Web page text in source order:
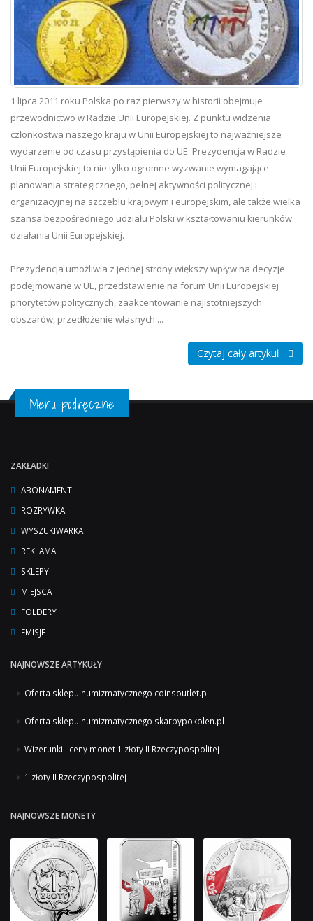
1 lipca 2011 roku Polska po raz pierwszy w historii obejmuje
przewodnictwo w Radzie Unii Europejskiej. Z punktu widzenia
członkostwa naszego kraju w Unii Europejskiej to najważniejsze
wydarzenie od czasu przystąpienia do UE. Prezydencja w Radzie
Unii Europejskiej to nie tylko ogromne wyzwanie wymagające
planowania strategicznego, pełnej aktywności politycznej i
organizacyjnej na szczeblu krajowym i europejskim, ale także wielka
szansa bezpośredniego udziału Polski w kształtowaniu kierunków
działania Unii Europejskiej.
Prezydencja umożliwia z jednej strony większy wpływ na decyzje
podejmowane w UE, przedstawienie na forum Unii Europejskiej
priorytetów politycznych, zaakcentowanie najistotniejszych
obszarów, przedłożenie własnych ...
Czytaj cały artykuł
Menu podręczne
ZAKŁADKI
ABONAMENT
ROZRYWKA
WYSZUKIWARKA
REKLAMA
SKLEPY
MIEJSCA
FOLDERY
EMISJE
NAJNOWSZE ARTYKUŁY
Oferta sklepu numizmatycznego coinsoutlet.pl
Oferta sklepu numizmatycznego skarbypokolen.pl
Wizerunki i ceny monet 1 złoty II Rzeczypospolitej
1 złoty II Rzeczypospolitej
NAJNOWSZE MONETY